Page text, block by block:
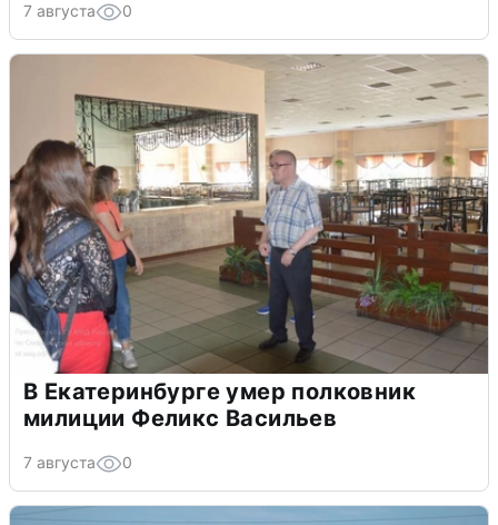
7 августа 0
В Екатеринбурге умер полковник
милиции Феликс Васильев
7 августа 0